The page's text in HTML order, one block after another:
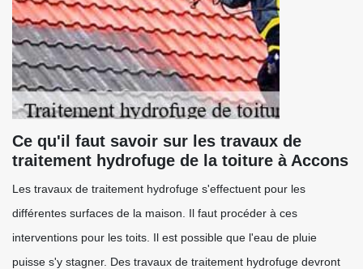
Ce qu'il faut savoir sur les travaux de
traitement hydrofuge de la toiture à Accons
Les travaux de traitement hydrofuge s'effectuent pour les
différentes surfaces de la maison. Il faut procéder à ces
interventions pour les toits. Il est possible que l'eau de pluie
puisse s'y stagner. Des travaux de traitement hydrofuge devront